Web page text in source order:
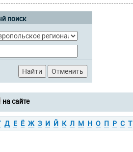
поиск
на сайте
Д Е Ё Ж З И Й К Л М Н О П Р С Т